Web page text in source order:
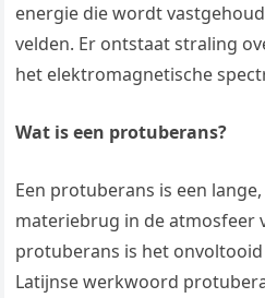
energie die wordt
velden. Er ontstaat straling
het elektromagnetische
Wat is een protuberans?
Een protuberans is een
materiebrug in de atmosfeer
protuberans is het
Latijnse werkwoord